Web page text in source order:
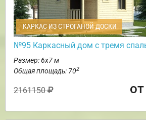
КАРКАС ИЗ СТРОГАНОЙ ДОСКИ
№95 Каркасный дом с тремя
Размер: 6х7 м
Общая площадь: 702
2161150